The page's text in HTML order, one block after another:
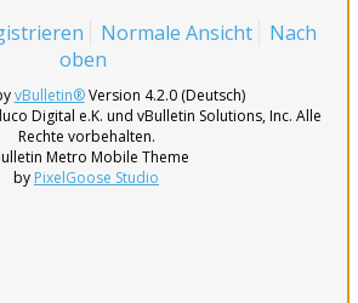
Normale Ansicht
Nach
oben
vBulletin®Version 4.2.0 (Deutsch)
Digital e.K. und vBulletin Solutions, Inc. Alle
Rechte vorbehalten.
Metro Mobile Theme
by PixelGoose Studio